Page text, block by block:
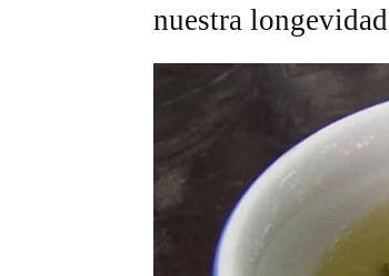
nuestra longevidad